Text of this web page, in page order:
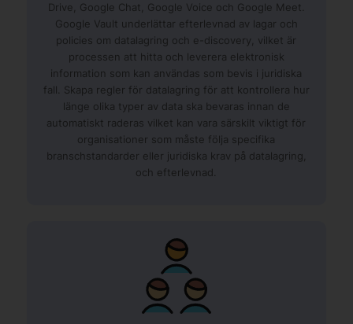
Drive, Google Chat, Google Voice och Google Meet.
Google Vault underlättar efterlevnad av lagar och
policies om datalagring och e-discovery, vilket är
processen att hitta och leverera elektronisk
information som kan användas som bevis i juridiska
fall. Skapa regler för datalagring för att kontrollera hur
länge olika typer av data ska bevaras innan de
automatiskt raderas vilket kan vara särskilt viktigt för
organisationer som måste följa specifika
branschstandarder eller juridiska krav på datalagring,
och efterlevnad.